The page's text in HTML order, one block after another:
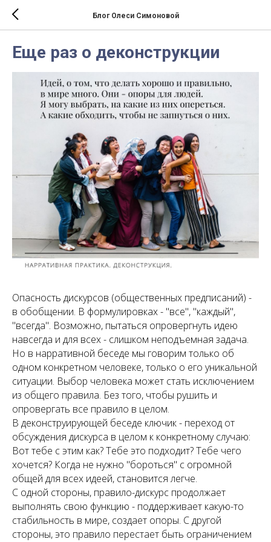
Блог Олеси Симоновой
Еще раз о деконструкции
Опасность дискурсов (общественных предписаний) -
в обобщении. В формулировках - "все", "каждый",
"всегда". Возможно, пытаться опровергнуть идею
навсегда и для всех - слишком неподъемная задача.
Но в нарративной беседе мы говорим только об
одном конкретном человеке, только о его уникальной
ситуации. Выбор человека может стать исключением
из общего правила. Без того, чтобы рушить и
опровергать все правило в целом.
В деконструирующей беседе ключик - переход от
обсуждения дискурса в целом к конкретному случаю:
Вот тебе с этим как? Тебе это подходит? Тебе чего
хочется? Когда не нужно "бороться" с огромной
общей для всех идеей, становится легче.
С одной стороны, правило-дискурс продолжает
выполнять свою функцию - поддерживает какую-то
стабильность в мире, создает опоры. С другой
стороны, это правило перестает быть ограничением